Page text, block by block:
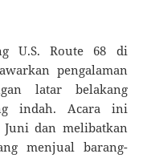
U.S. Route 68 di
pengalaman
latar belakang
indah.
Acara ini
Juni dan melibatkan
menjual barang-